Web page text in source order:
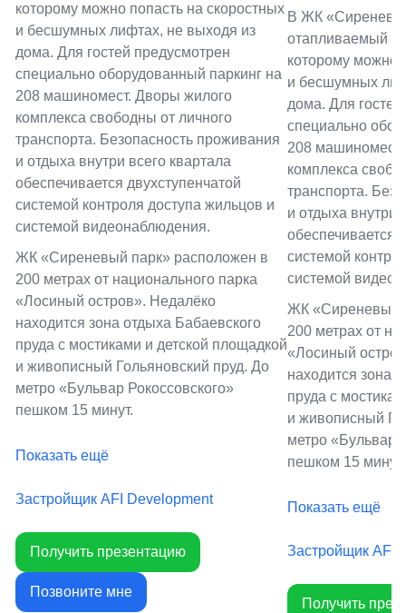
которому можно попасть на скоростных
и бесшумных лифтах, не выходя из
дома. Для гостей предусмотрен
специально оборудованный паркинг на
208 машиномест. Дворы жилого
комплекса свободны от личного
транспорта. Безопасность проживания
и отдыха внутри всего квартала
обеспечивается двухступенчатой
системой контроля доступа жильцов и
системой видеонаблюдения.
ЖК «Сиреневый парк» расположен в
200 метрах от национального парка
«Лосиный остров». Недалёко
находится зона отдыха Бабаевского
пруда с мостиками и детской площадкой
и живописный Гольяновский пруд. До
метро «Бульвар Рокоссовского»
пешком 15 минут.
Показать ещё
Застройщик AFI Development
Получить презентацию
Позвоните мне
В ЖК
отапливаемый
которому можно
и бесшумных
дома. Для
специально
208
комплекса
транспорта.
и отдыха внутри
обеспечивается
системой
системой
ЖК «Сиреневый
200 метрах от
«Лосиный
находится зона
пруда с
и живописный
метро «Бульвар
пешком 15 минут.
Показать ещё
Застройщик AFI
Получить